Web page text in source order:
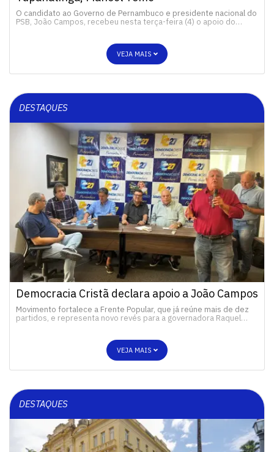
O candidato ao Governo de Pernambuco e presidente nacional do
PSB, João Campos, recebeu nesta terça-feira (4) o apoio do…
VEJA MAIS
DESTAQUES
Democracia Cristã declara apoio a João Campos
Movimento fortalece a Frente Popular, que já reúne mais de dez
partidos, e representa novo revés para a governadora Raquel…
VEJA MAIS
DESTAQUES